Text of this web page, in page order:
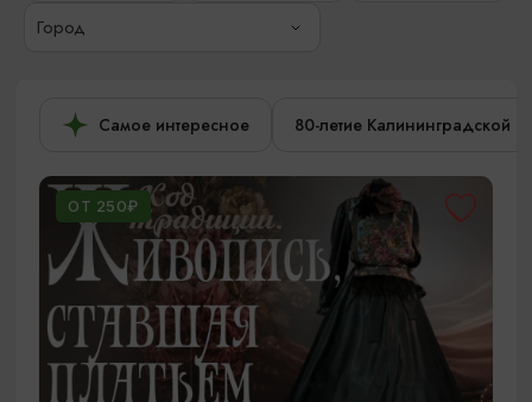
Город
Самое интересное 80-летие Калининградской
ОТ 250₽